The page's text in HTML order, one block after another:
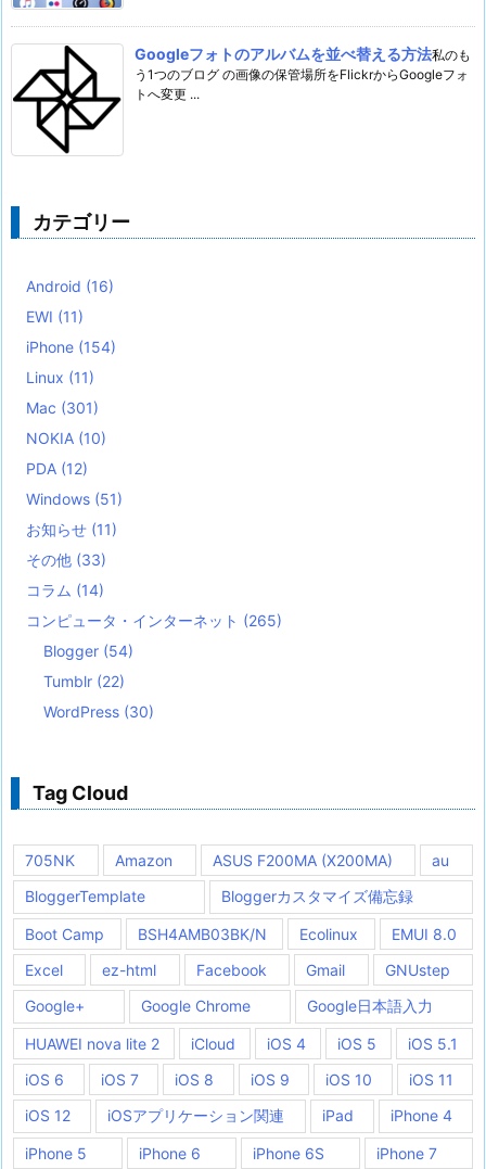
Googleフォトのアルバムを並べ替える方法私のも
う1つのブログ の画像の保管場所をFlickrからGoogleフォ
トへ変更 ...
カテゴリー
Android (16)
EWI (11)
iPhone (154)
Linux (11)
Mac (301)
NOKIA (10)
PDA (12)
Windows (51)
お知らせ (11)
その他 (33)
コラム (14)
コンピュータ・インターネット (265)
Blogger (54)
Tumblr (22)
WordPress (30)
Tag Cloud
705NK Amazon ASUS F200MA (X200MA)
au
BloggerTemplate
Bloggerカスタマイズ備忘録
Boot Camp BSH4AMB03BK/N Ecolinux
EMUI 8.0
Excel
ez-html Facebook Gmail
GNUstep
Google+
Google Chrome Google日本語入力
HUAWEI nova lite 2 iCloud iOS 4 iOS 5
iOS 5.1
iOS 6
iOS 7 iOS 8 iOS 9 iOS 10
iOS 11
iOS 12
iOSアプリケーション関連 iPad iPhone 4
iPhone 5 iPhone 6 iPhone 6S
iPhone 7